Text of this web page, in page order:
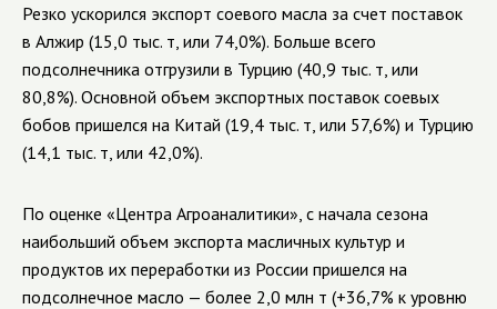
Резко ускорился экспорт соевого масла за счет поставок
в Алжир (15,0 тыс. т, или 74,0%). Больше всего
подсолнечника отгрузили в Турцию (40,9 тыс. т, или
80,8%). Основной объем экспортных поставок соевых
бобов пришелся на Китай (19,4 тыс. т, или 57,6%) и Турцию
(14,1 тыс. т, или 42,0%).
По оценке «Центра Агроаналитики», с начала сезона
наибольший объем экспорта масличных культур и
продуктов их переработки из России пришелся на
подсолнечное масло — более 2,0 млн т (+36,7% к уровню